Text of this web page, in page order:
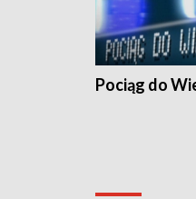
Pociąg do